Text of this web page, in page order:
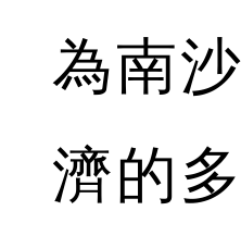
為南
濟的